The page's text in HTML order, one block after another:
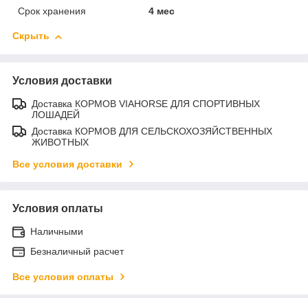
Срок хранения
4 мес
Скрыть
Условия доставки
Доставка КОРМОВ VIAHORSE ДЛЯ СПОРТИВНЫХ
ЛОШАДЕЙ
Доставка КОРМОВ ДЛЯ СЕЛЬСКОХОЗЯЙСТВЕННЫХ
ЖИВОТНЫХ
Все условия доставки
Условия оплаты
Наличными
Безналичный расчет
Все условия оплаты